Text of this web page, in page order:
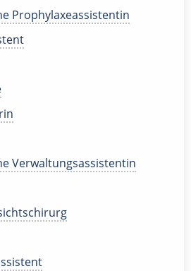
Prophylaxeassistentin
Verwaltungsassistentin